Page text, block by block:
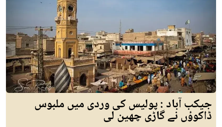
جیکب آباد : پولیس کی وردی میں ملبوس
ڈاکوؤں نے گاڑی چھین لی